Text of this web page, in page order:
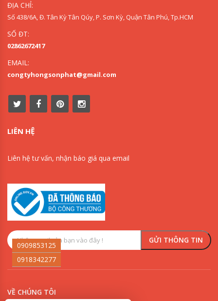
ĐỊA CHỈ:
Số 438/6A, Đ. Tân Kỳ Tân Qúy, P. Sơn Kỳ, Quận Tân Phú, Tp.HCM
SỐ ĐT:
02862672417
EMAIL:
congtyhongsonphat@gmail.com
LIÊN HỆ
Liên hệ tư vấn, nhận báo giá qua email
VỀ CHÚNG TÔI
0909853125
0918342277